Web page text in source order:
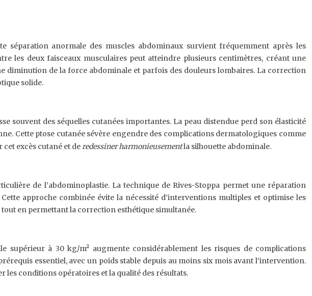
séparation anormale des muscles abdominaux survient fréquemment après les
les deux faisceaux musculaires peut atteindre plusieurs centimètres, créant une
diminution de la force abdominale et parfois des douleurs lombaires. La correction
solide.
souvent des séquelles cutanées importantes. La peau distendue perd son élasticité
Cette ptose cutanée sévère engendre des complications dermatologiques comme
excès cutané et deredessiner harmonieusementla silhouette abdominale.
de l’abdominoplastie. La technique de Rives-Stoppa permet une réparation
approche combinée évite la nécessité d’interventions multiples et optimise les
en permettant la correction esthétique simultanée.
supérieur à 30 kg/m² augmente considérablement les risques de complications
essentiel, avec un poids stable depuis au moins six mois avant l’intervention.
les conditions opératoires et la qualité des résultats.